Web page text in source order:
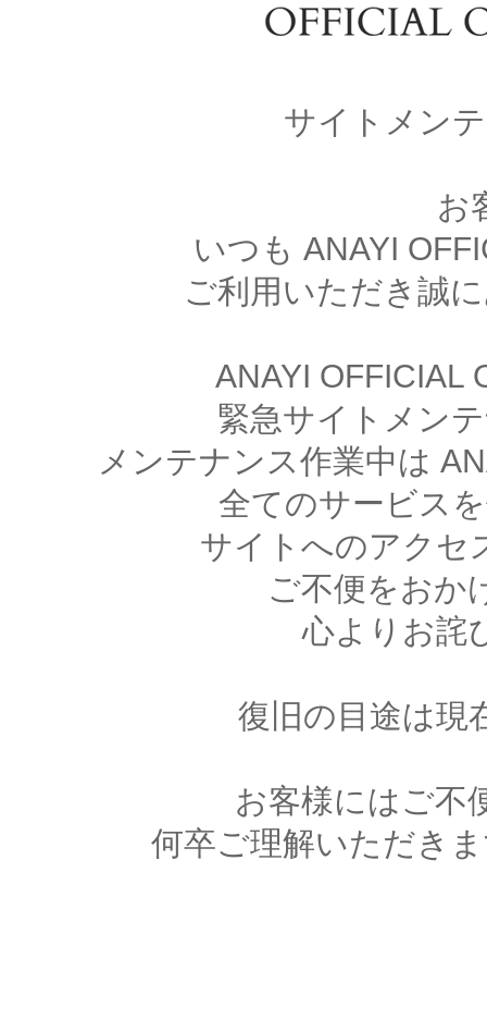
サイトメン
お
いつも ANAYI
ご利用いただき誠
ANAYI OFFICIAL
緊急サイトメン
メンテナンス作業中は
全てのサービス
サイトへのアクセ
ご不便をおか
心よりお詫
復旧の目途は現
お客様にはご不
何卒ご理解いただき